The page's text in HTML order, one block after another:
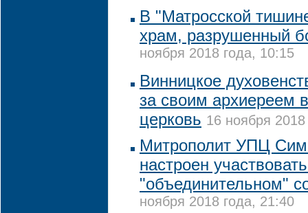
В "Матросской
храм, разрушенный
ноября 2018 года, 10:15
Винницкое
за своим архиереем
церковь 16 ноября
Митрополит УПЦ
настроен
"объединительном"
ноября 2018 года, 21:40